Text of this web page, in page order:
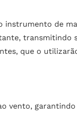
instrumento de
transmitindo
que o
vento,